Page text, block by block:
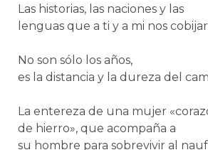
Las historias, las naciones y las
lenguas que a ti y a mi nos
No son sólo los años,
es la distancia y la dureza del
La entereza de una mujer
de hierro», que acompaña a
su hombre para sobrevivir al